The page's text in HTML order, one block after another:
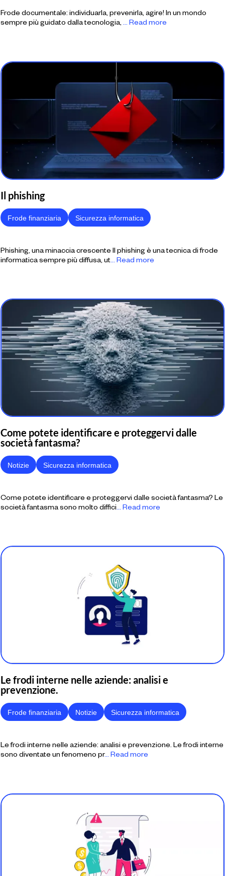
Frode documentale: individuarla, prevenirla, agire! In un mondo
sempre più guidato dalla tecnologia,... Read more
Il phishing
Frode finanziaria Sicurezza informatica
Phishing, una minaccia crescente Il phishing è una tecnica di frode
informatica sempre più diffusa, ut... Read more
Come potete identificare e proteggervi dalle
società fantasma?
Notizie Sicurezza informatica
Come potete identificare e proteggervi dalle società fantasma? Le
società fantasma sono molto diffici... Read more
Le frodi interne nelle aziende: analisi e
prevenzione.
Frode finanziaria Notizie Sicurezza informatica
Le frodi interne nelle aziende: analisi e prevenzione. Le frodi interne
sono diventate un fenomeno pr... Read more